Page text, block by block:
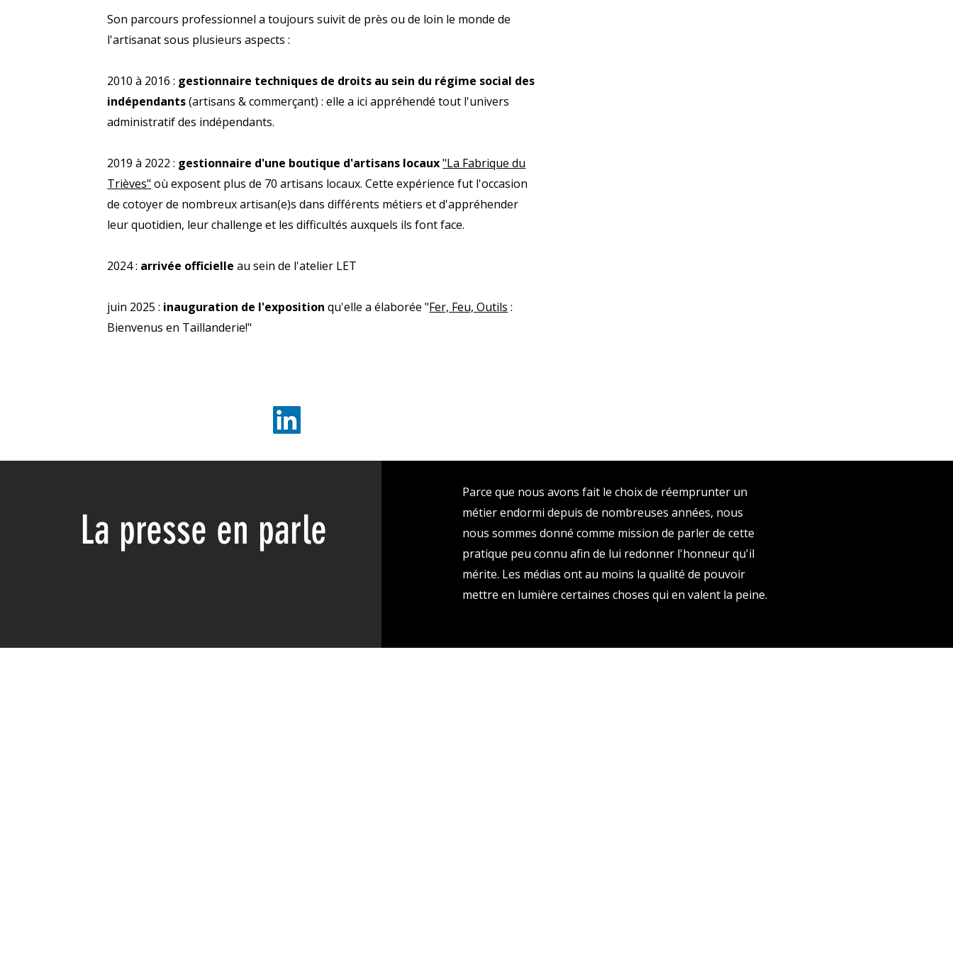
Son parcours professionnel a toujours suivit de près ou de loin le monde de
l'artisanat sous plusieurs aspects :
2010 à 2016 : gestionnaire techniques de droits au sein du régime social des
indépendants(artisans & commerçant) : elle a ici appréhendé tout l'univers
administratif des indépendants.
2019 à 2022 : gestionnaire d'une boutique d'artisans locaux "La Fabrique du
Trièves" où exposent plus de 70 artisans locaux. Cette expérience fut l'occasion
de cotoyer de nombreux artisan(e)s dans différents métiers et d'appréhender
leur quotidien, leur challenge et les difficultés auxquels ils font face.
2024 : arrivée officielle au sein de l'atelier LET
juin 2025 : inauguration de l'expositionqu'elle a élaborée "Fer, Feu, Outils :
Bienvenus en Taillanderie!"
La presse en parle
Parce que nous avons fait le choix de réemprunter un
métier endormi depuis de nombreuses années, nous
nous sommes donné comme mission de parler de cette
pratique peu connu afin de lui redonner l'honneur qu'il
mérite. Les médias ont au moins la qualité de pouvoir
mettre en lumière certaines choses qui en valent la peine. ​